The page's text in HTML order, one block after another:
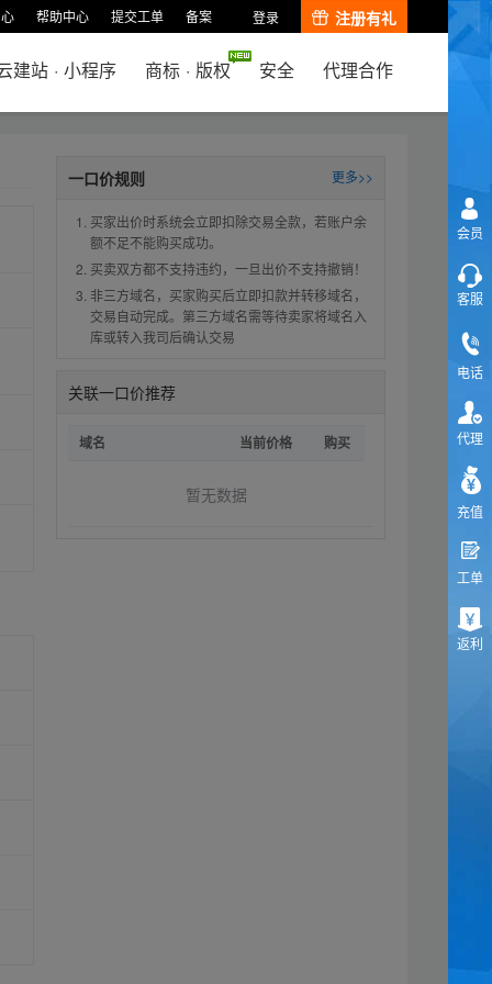
帮助中心 提交工单 备案 登录 注册有礼
建站 · 小程序 商标 · 版权 安全 代理合作
一口价规则 更多>>
买家出价时系统会立即扣除交易全款，若账户余
额不足不能购买成功。
买卖双方都不支持违约，一旦出价不支持撤销！
非三方域名，买家购买后立即扣款并转移域名，
交易自动完成。第三方域名需等待卖家将域名入
库或转入我司后确认交易
关联一口价推荐
域名 当前价格 购买
暂无数据
会员
客服
电话
代理
充值
工单
返利